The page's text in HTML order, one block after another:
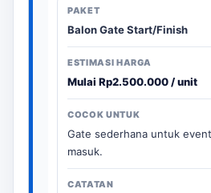
Balon Gate Start/Finish
Mulai Rp2.500.000 / unit
Gate sederhana untuk
masuk.